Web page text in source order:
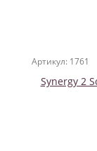
Артикул: 1761
Synergy 2